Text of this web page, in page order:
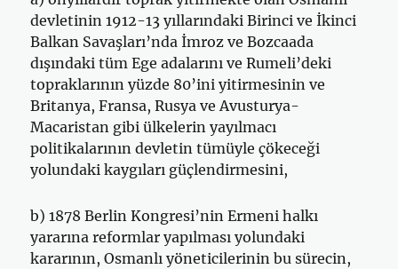
devletinin 1912-13 yıllarındaki Birinci ve İkinci
Balkan Savaşları’nda İmroz ve Bozcaada
dışındaki tüm Ege adalarını ve Rumeli’deki
topraklarının yüzde 80’ini yitirmesinin ve
Britanya, Fransa, Rusya ve Avusturya-
Macaristan gibi ülkelerin yayılmacı
politikalarının devletin tümüyle çökeceği
yolundaki kaygıları güçlendirmesini,
b) 1878 Berlin Kongresi’nin Ermeni halkı
yararına reformlar yapılması yolundaki
kararının, Osmanlı yöneticilerinin bu sürecin,